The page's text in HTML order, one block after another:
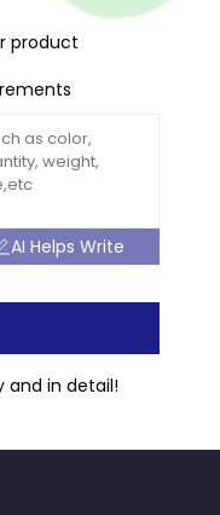
product
AI Helps Write
and in detail!